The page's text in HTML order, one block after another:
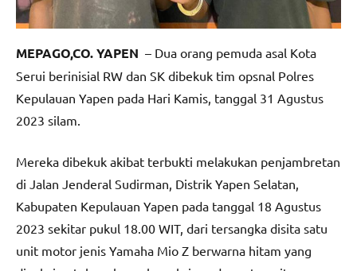
MEPAGO,CO. YAPEN – Dua orang pemuda asal Kota
Serui berinisial RW dan SK dibekuk tim opsnal Polres
Kepulauan Yapen pada Hari Kamis, tanggal 31 Agustus
2023 silam.
Mereka dibekuk akibat terbukti melakukan penjambretan
di Jalan Jenderal Sudirman, Distrik Yapen Selatan,
Kabupaten Kepulauan Yapen pada tanggal 18 Agustus
2023 sekitar pukul 18.00 WIT, dari tersangka disita satu
unit motor jenis Yamaha Mio Z berwarna hitam yang